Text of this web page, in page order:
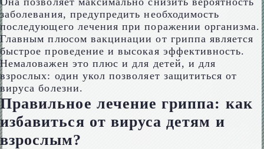
заболевания, предупредить необходимость
последующего лечения при поражении организма.
Главным плюсом вакцинации от гриппа является
быстрое проведение и высокая эффективность.
Немаловажен это плюс и для детей, и для
взрослых: один укол позволяет защититься от
вируса болезни.
Правильное лечение гриппа: как
избавиться от вируса детям и
взрослым?